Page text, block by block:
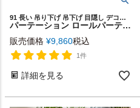
91 長い 吊り下げ 吊下げ 目隠し デコレーション ロール シンプル モダン 壁面ディスプレイ ハンガーラック 背景 在宅勤務 ギフト プレゼント
パーテーション ロールパーテーション ロング 天然木 ウッド 木製 約 W 91cm D 1.1cm H 183cm コンパクト 間仕切り スタイリッシュ ナチュラル 天井 壁面 チェーン 固定 ディスプレイ 店舗 飲食店 カフェ 北欧 おしゃれ インテリア 西海岸風 韓国インテリア [91567]
販売価格 ¥9,860税込
1件
詳細を見る